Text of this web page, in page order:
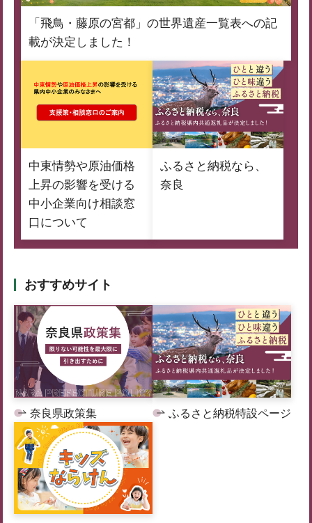
「飛鳥・藤原の宮都」の世界遺産一覧表への記
載が決定しました！
中東情勢や原油価格
上昇の影響を受ける
中小企業向け相談窓
口について
ふるさと納税なら、
奈良
おすすめサイト
奈良県政策集 ふるさと納税特設ページ